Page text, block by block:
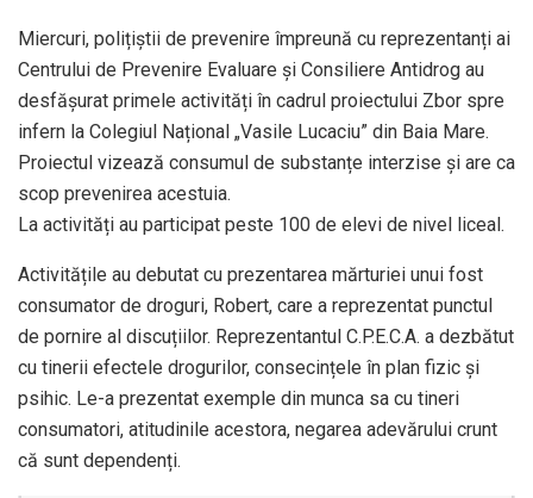
Miercuri, polițiștii de prevenire împreună cu reprezentanți ai
Centrului de Prevenire Evaluare și Consiliere Antidrog au
desfășurat primele activități în cadrul proiectului Zbor spre
infern la Colegiul Național „Vasile Lucaciu” din Baia Mare.
Proiectul vizează consumul de substanțe interzise și are ca
scop prevenirea acestuia.
La activități au participat peste 100 de elevi de nivel liceal.
Activitățile au debutat cu prezentarea mărturiei unui fost
consumator de droguri, Robert, care a reprezentat punctul
de pornire al discuțiilor. Reprezentantul C.P.E.C.A. a dezbătut
cu tinerii efectele drogurilor, consecințele în plan fizic și
psihic. Le-a prezentat exemple din munca sa cu tineri
consumatori, atitudinile acestora, negarea adevărului crunt
că sunt dependenți.